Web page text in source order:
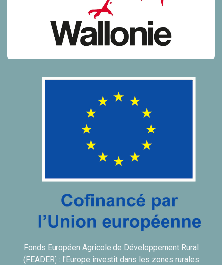
Fonds Européen Agricole de Développement Rural
(FEADER) : l'Europe investit dans les zones rurales